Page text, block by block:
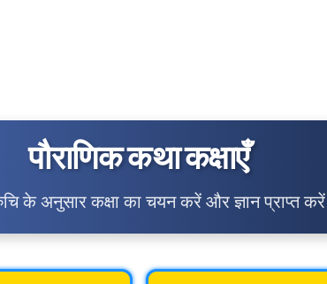
पौराणिक कथा कक्षाएँ
के अनुसार कक्षा का चयन करें और ज्ञान प्राप्त करें